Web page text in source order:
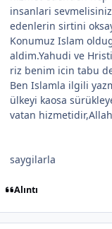
insanlari
edenlerin sirtini
Konumuz Islam
aldim.Yahudi ve
riz benim icin tabu
Ben Islamla ilgili
ülkeyi kaosa
vatan
saygilarla
Alıntı